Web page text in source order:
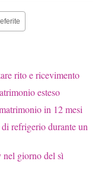
rito e ricevimento
esteso
in 12 mesi
refrigerio durante un
nel giorno del sì